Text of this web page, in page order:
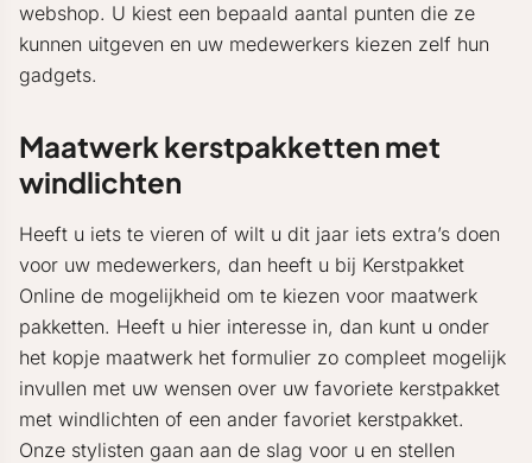
webshop. U kiest een bepaald aantal punten die ze
kunnen uitgeven en uw medewerkers kiezen zelf hun
gadgets.
Maatwerk kerstpakketten met
windlichten
Heeft u iets te vieren of wilt u dit jaar iets extra’s doen
voor uw medewerkers, dan heeft u bij Kerstpakket
Online de mogelijkheid om te kiezen voor maatwerk
pakketten. Heeft u hier interesse in, dan kunt u onder
het kopje maatwerk het formulier zo compleet mogelijk
invullen met uw wensen over uw favoriete kerstpakket
met windlichten of een ander favoriet kerstpakket.
Onze stylisten gaan aan de slag voor u en stellen